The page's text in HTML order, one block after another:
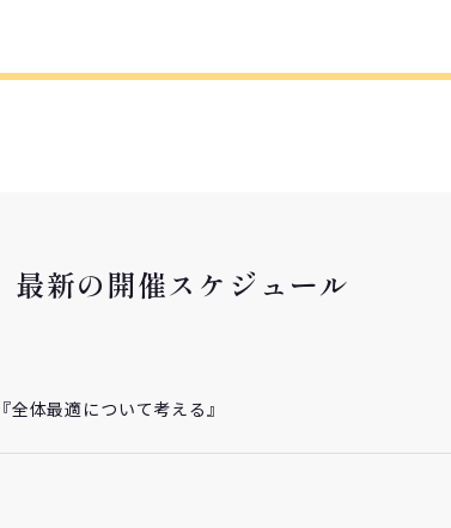
最新の開催スケジュール
体最適について考える』